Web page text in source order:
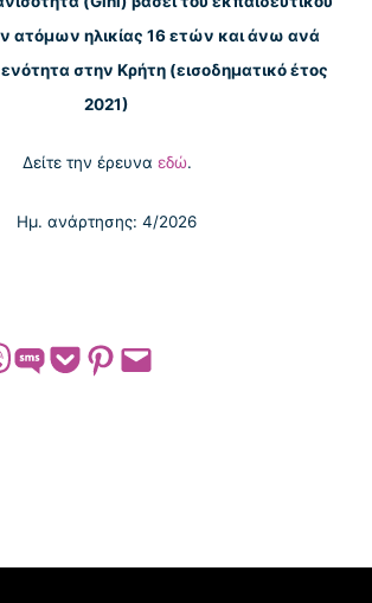
ατόμων ηλικίας 16 ετών και άνω ανά
στην Κρήτη (εισοδηματικό έτος
2021)
Δείτε την έρευνα εδώ.
Ημ. ανάρτησης: 4/2026
on Viber
Share on SMSShare on Pocket
Share on Pinterest
Email this Page